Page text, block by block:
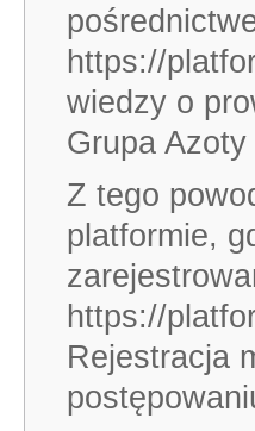
https://
wiedzy o
Grupa
Z tego
platformie,
https://
Rejestracja